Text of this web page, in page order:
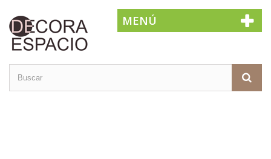
MENÚ